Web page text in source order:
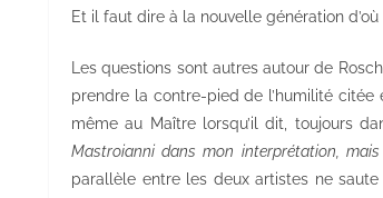
Et il faut dire à la nouvelle génération
Les questions sont autres autour de
prendre la contre-pied de l’humilité citée
même au Maître lorsqu’il dit, toujours
Mastroianni dans mon interprétation, mais
parallèle entre les deux artistes ne